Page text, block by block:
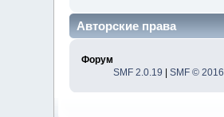
Авторские права
Форум
SMF 2.0.19 |SMF © 2016